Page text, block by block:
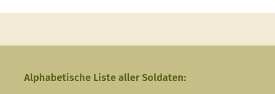
Alphabetische Liste aller Soldaten: